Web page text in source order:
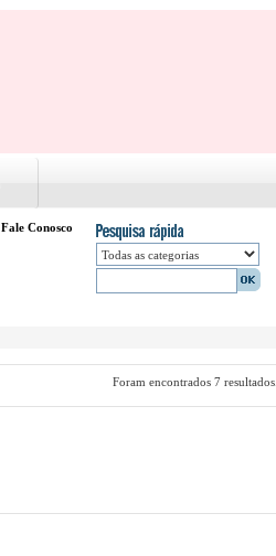
Fale Conosco
Foram encontrados 7 resultados.